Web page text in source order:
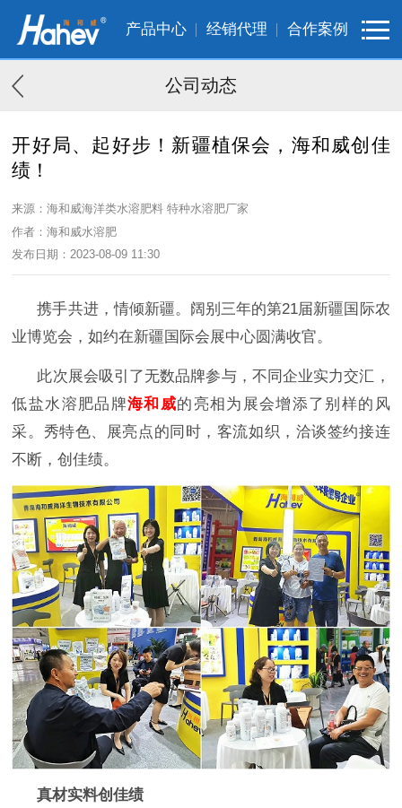
产品中心 经销代理 合作案例
公司动态
开好局、起好步！新疆植保会，海和威创佳
绩！
来源：海和威海洋类水溶肥料 特种水溶肥厂家
作者：海和威水溶肥
发布日期：2023-08-09 11:30
携手共进，情倾新疆。阔别三年的第21届新疆国际农
业博览会，如约在新疆国际会展中心圆满收官。
此次展会吸引了无数品牌参与，不同企业实力交汇，
低盐水溶肥品牌海和威的亮相为展会增添了别样的风
采。秀特色、展亮点的同时，客流如织，洽谈签约接连
不断，创佳绩。
真材实料创佳绩